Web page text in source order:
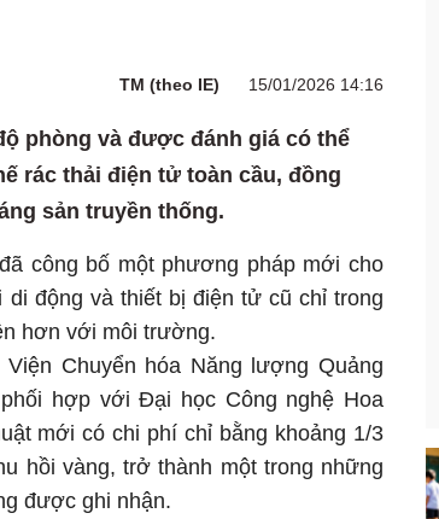
TM (theo IE) 15/01/2026 14:16
phòng và được đánh giá có thể
rác thải điện tử toàn cầu, đồng
sản truyền thống.
công bố một phương pháp mới cho
động và thiết bị điện tử cũ chỉ trong
hơn với môi trường.
Chuyển hóa Năng lượng Quảng
hợp với Đại học Công nghệ Hoa
mới có chi phí chỉ bằng khoảng 1/3
hồi vàng, trở thành một trong những
được ghi nhận.